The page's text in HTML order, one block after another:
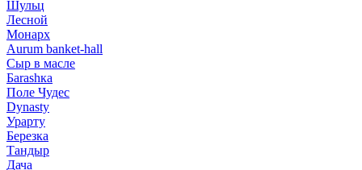
Шульц
Лесной
Монарх
Aurum banket-hall
Сыр в масле
Баrаshка
Поле Чудес
Dynasty
Урарту
Березка
Тандыр
Дача